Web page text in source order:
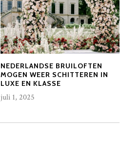
NEDERLANDSE BRUILOFTEN
MOGEN WEER SCHITTEREN IN
LUXE EN KLASSE
juli 1, 2025